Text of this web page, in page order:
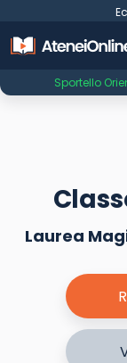
Sportello
Laurea